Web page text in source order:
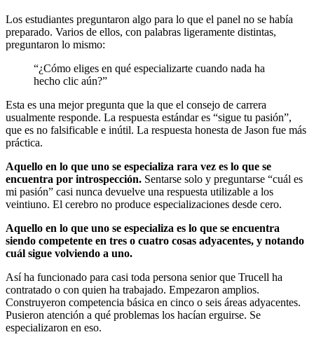
Los estudiantes preguntaron algo para lo que el panel no se había
preparado. Varios de ellos, con palabras ligeramente distintas,
preguntaron lo mismo:
“¿Cómo eliges en qué especializarte cuando nada ha
hecho clic aún?”
Esta es una mejor pregunta que la que el consejo de carrera
usualmente responde. La respuesta estándar es “sigue tu pasión”,
que es no falsificable e inútil. La respuesta honesta de Jason fue más
práctica.
Aquello en lo que uno se especializa rara vez es lo que se
encuentra por introspección. Sentarse solo y preguntarse “cuál es
mi pasión” casi nunca devuelve una respuesta utilizable a los
veintiuno. El cerebro no produce especializaciones desde cero.
Aquello en lo que uno se especializa es lo que se encuentra
siendo competente en tres o cuatro cosas adyacentes, y notando
cuál sigue volviendo a uno.
Así ha funcionado para casi toda persona senior que Trucell ha
contratado o con quien ha trabajado. Empezaron amplios.
Construyeron competencia básica en cinco o seis áreas adyacentes.
Pusieron atención a qué problemas los hacían erguirse. Se
especializaron en eso.